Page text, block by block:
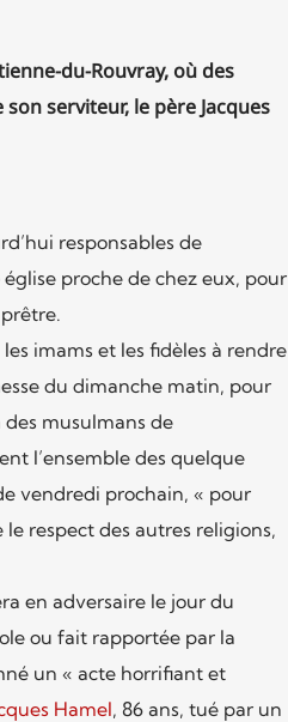
du-Rouvray, où des
serviteur, le père Jacques
responsables de
proche de chez eux, pour
imams et les fidèles à rendre
du dimanche matin, pour
musulmans de
l’ensemble des quelque
vendredi prochain, « pour
respect des autres religions,
en adversaire le jour du
ou fait rapportée par la
un « acte horrifiant et
Hamel, 86 ans, tué par un